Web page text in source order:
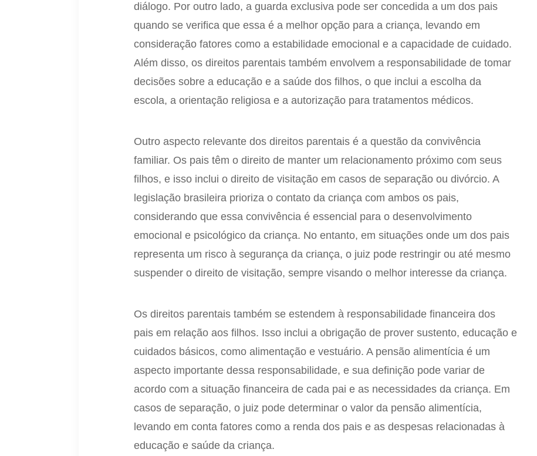
diálogo. Por outro lado, a guarda exclusiva pode ser concedida a um dos pais
quando se verifica que essa é a melhor opção para a criança, levando em
consideração fatores como a estabilidade emocional e a capacidade de cuidado.
Além disso, os direitos parentais também envolvem a responsabilidade de tomar
decisões sobre a educação e a saúde dos filhos, o que inclui a escolha da
escola, a orientação religiosa e a autorização para tratamentos médicos.
Outro aspecto relevante dos direitos parentais é a questão da convivência
familiar. Os pais têm o direito de manter um relacionamento próximo com seus
filhos, e isso inclui o direito de visitação em casos de separação ou divórcio. A
legislação brasileira prioriza o contato da criança com ambos os pais,
considerando que essa convivência é essencial para o desenvolvimento
emocional e psicológico da criança. No entanto, em situações onde um dos pais
representa um risco à segurança da criança, o juiz pode restringir ou até mesmo
suspender o direito de visitação, sempre visando o melhor interesse da criança.
Os direitos parentais também se estendem à responsabilidade financeira dos
pais em relação aos filhos. Isso inclui a obrigação de prover sustento, educação e
cuidados básicos, como alimentação e vestuário. A pensão alimentícia é um
aspecto importante dessa responsabilidade, e sua definição pode variar de
acordo com a situação financeira de cada pai e as necessidades da criança. Em
casos de separação, o juiz pode determinar o valor da pensão alimentícia,
levando em conta fatores como a renda dos pais e as despesas relacionadas à
educação e saúde da criança.